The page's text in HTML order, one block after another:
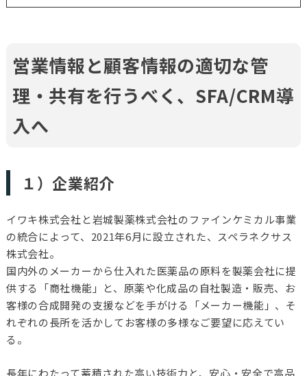
営業情報と顧客情報の適切な管
理・共有を行うべく、SFA/CRM導
入へ
１）企業紹介
イワキ株式会社と岩城製薬株式会社のファインケミカル事業
の統合によって、2021年6月に設立された、スペラネクサス
株式会社。
国内外のメーカーから仕入れた医薬品の原料を製薬会社に提
供する「商社機能」と、原薬や化成品の自社製造・販売、お
客様の合成開発の支援などを手がける「メーカー機能」、そ
れぞれの長所を活かしてお客様の多様なご要望に応えてい
る。
長年にわたって蓄積された高い技術力と、安心・安全で高品